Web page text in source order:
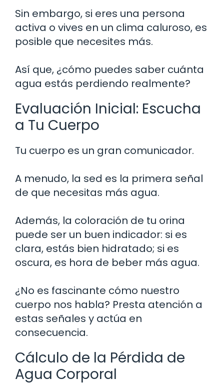
Sin embargo, si eres una persona
activa o vives en un clima caluroso, es
posible que necesites más.
Así que, ¿cómo puedes saber cuánta
agua estás perdiendo realmente?
Evaluación Inicial: Escucha
a Tu Cuerpo
Tu cuerpo es un gran comunicador.
A menudo, la sed es la primera señal
de que necesitas más agua.
Además, la coloración de tu orina
puede ser un buen indicador: si es
clara, estás bien hidratado; si es
oscura, es hora de beber más agua.
¿No es fascinante cómo nuestro
cuerpo nos habla? Presta atención a
estas señales y actúa en
consecuencia.
Cálculo de la Pérdida de
Agua Corporal